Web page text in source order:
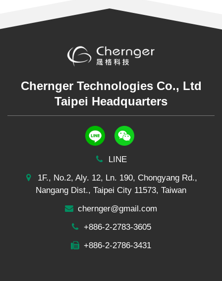
Chernger Technologies Co., Ltd
Taipei Headquarters
LINE
1F., No.2, Aly. 12, Ln. 190, Chongyang Rd.,
Nangang Dist., Taipei City 11573, Taiwan
chernger@gmail.com
+886-2-2783-3605
+886-2-2786-3431